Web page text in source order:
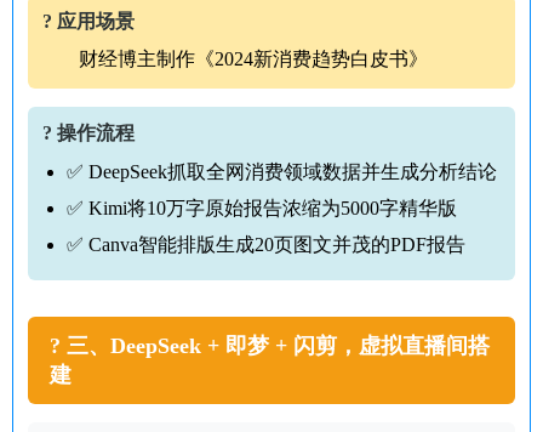
? 应用场景
财经博主制作《2024新消费趋势白皮书》
? 操作流程
✅ DeepSeek抓取全网消费领域数据并生成分析结论
✅ Kimi将10万字原始报告浓缩为5000字精华版
✅ Canva智能排版生成20页图文并茂的PDF报告
? 三、DeepSeek + 即梦 + 闪剪，虚拟直播间搭
建